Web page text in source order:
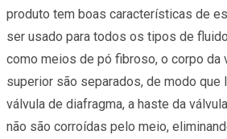
produto tem boas características de
ser usado para todos os tipos de
como meios de pó fibroso, o corpo da
superior são separados, de modo que
válvula de diafragma, a haste da
não são corroídas pelo meio,